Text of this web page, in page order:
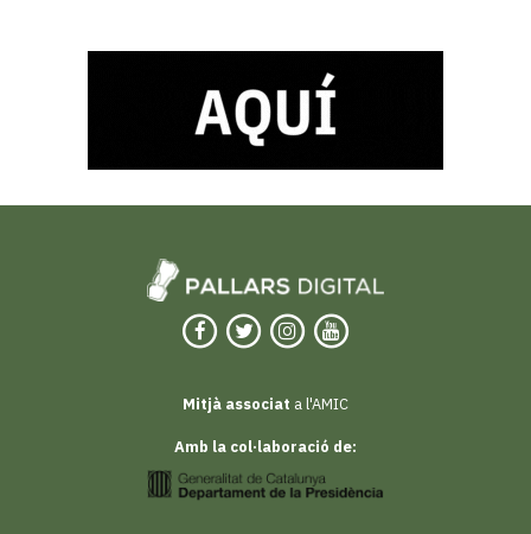
Mitjà associat a l'AMIC
Amb la col·laboració de: